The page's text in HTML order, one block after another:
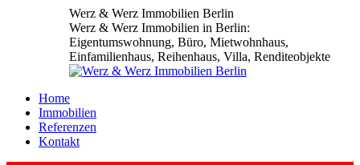
Werz & Werz Immobilien Berlin
Werz & Werz Immobilien in Berlin:
Eigentumswohnung, Büro, Mietwohnhaus,
Einfamilienhaus, Reihenhaus, Villa, Renditeobjekte
Home
Immobilien
Referenzen
Kontakt